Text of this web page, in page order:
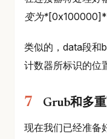
变为*
类似的，data段和
计数器所标识的位
Grub和多
现在我们已经准备